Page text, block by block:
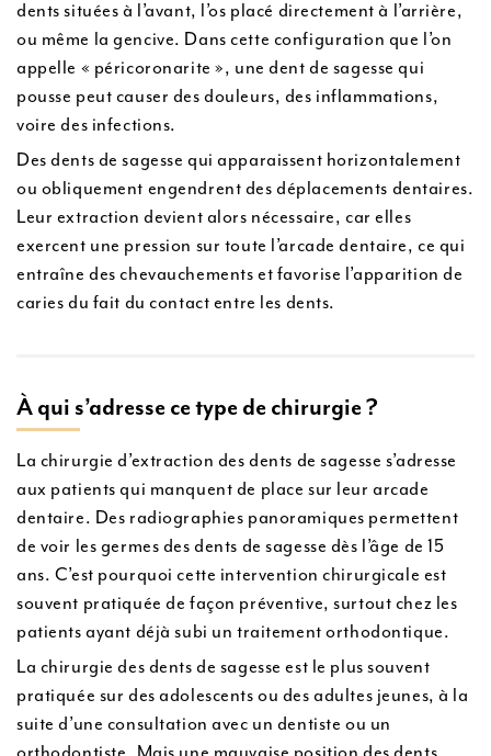
dents situées à l’avant, l’os placé directement à l’arrière,
ou même la gencive. Dans cette configuration que l’on
appelle « péricoronarite », une dent de sagesse qui
pousse peut causer des douleurs, des inflammations,
voire des infections.
Des dents de sagesse qui apparaissent horizontalement
ou obliquement engendrent des déplacements dentaires.
Leur extraction devient alors nécessaire, car elles
exercent une pression sur toute l’arcade dentaire, ce qui
entraîne des chevauchements et favorise l’apparition de
caries du fait du contact entre les dents.
À qui s’adresse ce type de chirurgie ?
La chirurgie d’extraction des dents de sagesse s’adresse
aux patients qui manquent de place sur leur arcade
dentaire. Des radiographies panoramiques permettent
de voir les germes des dents de sagesse dès l’âge de 15
ans. C’est pourquoi cette intervention chirurgicale est
souvent pratiquée de façon préventive, surtout chez les
patients ayant déjà subi un traitement orthodontique.
La chirurgie des dents de sagesse est le plus souvent
pratiquée sur des adolescents ou des adultes jeunes, à la
suite d’une consultation avec un dentiste ou un